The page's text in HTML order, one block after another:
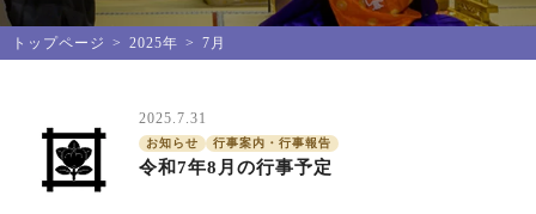
トップページ 2025年 7月
2025.7.31
お知らせ 行事案内・行事報告
令和7年8月の行事予定